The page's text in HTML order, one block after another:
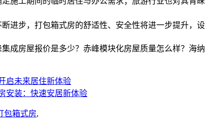
进步，打包箱式房的舒适性、安全性将进一步提升，
成房屋报价是多少？赤峰模块化房屋质量怎么样？
启未来居住新体验​
安装：快速安居新体验​
包箱式房,